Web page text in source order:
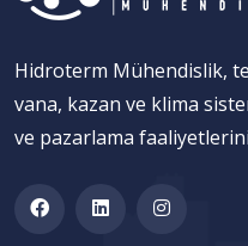
Hidroterm Mühendislik,
vana, kazan ve klima
ve pazarlama